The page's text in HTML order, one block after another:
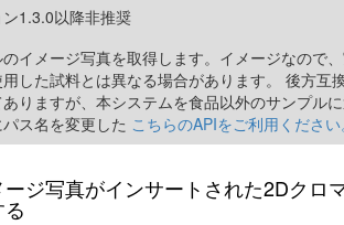
1.3.0以降非推奨
イメージ写真を取得します。イメージなので
した試料とは異なる場合があります。 後方互
りますが、本システムを食品以外のサンプル
ス名を変更した こちらのAPIをご利用くださ
ジ写真がインサートされた2Dクロ